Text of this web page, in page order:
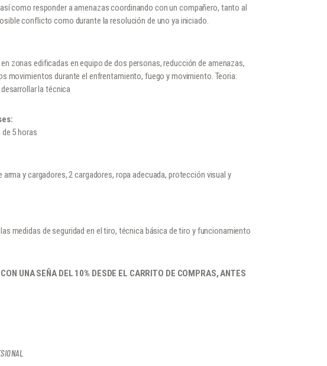
.
como responder a amenazas coordinando con un compañero, tanto al
conflicto como durante la resolución de uno ya iniciado.
zonas edificadas en equipo de dos personas, reducción de amenazas,
movimientos durante el enfrentamiento, fuego y movimiento. Teoria:
la técnica
5 horas
arma y cargadores, 2 cargadores, ropa adecuada, protección visual y
medidas de seguridad en el tiro, técnica básica de tiro y funcionamiento
UNA SEÑA DEL 10% DESDE EL CARRITO DE COMPRAS, ANTES